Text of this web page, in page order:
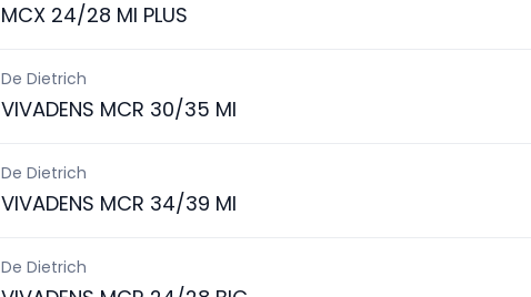
MCX 24/28 MI PLUS
De Dietrich
VIVADENS MCR 30/35 MI
De Dietrich
VIVADENS MCR 34/39 MI
De Dietrich